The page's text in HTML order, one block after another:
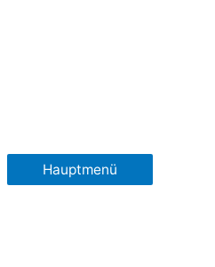
Hauptmenü